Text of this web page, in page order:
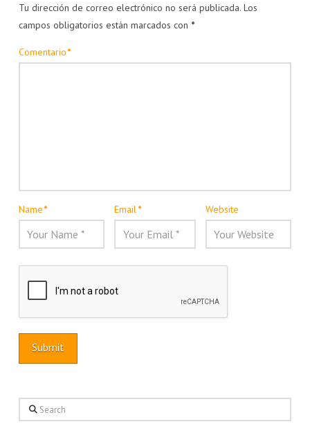
Tu dirección de correo electrónico no será publicada. Los
campos obligatorios están marcados con *
Comentario*
Name* Email* Website
Search